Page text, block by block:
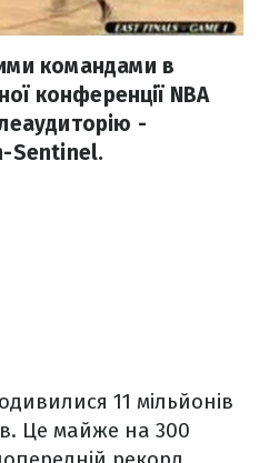
командами в
конференції NBA
-
Sentinel.
11 мільйонів
Це майже на 300